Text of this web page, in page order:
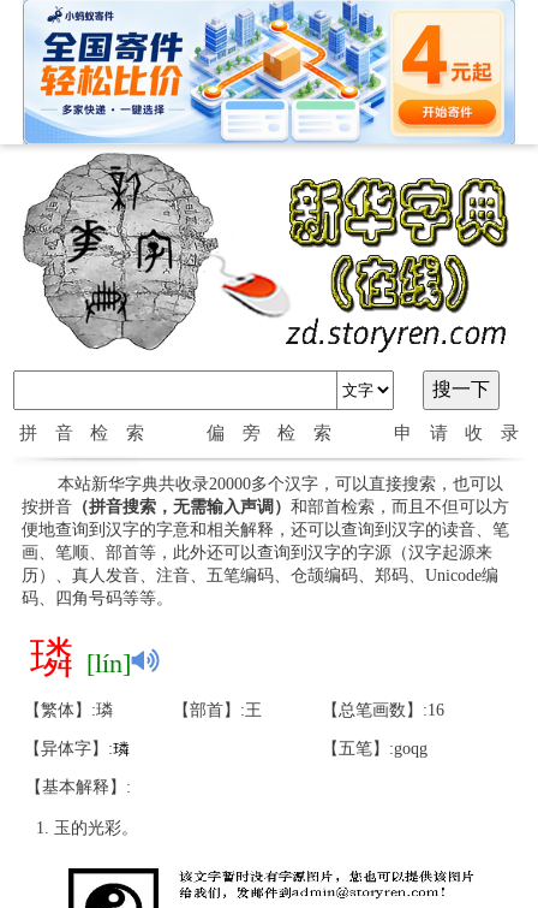
拼音检索 偏旁检索 申请收录
本站新华字典共收录20000多个汉字，可以直接搜索，也可以
按拼音（拼音搜索，无需输入声调） 和部首检索，而且不但可以方
便地查询到汉字的字意和相关解释，还可以查询到汉字的读音、笔
画、笔顺、部首等，此外还可以查询到汉字的字源（汉字起源来
历）、真人发音、注音、五笔编码、仓颉编码、郑码、Unicode编
码、四角号码等等。
璘 [lín]
【繁体】:璘 【部首】:王 【总笔画数】:16
【异体字】:璘 【五笔】:goqg
【基本解释】:
玉的光彩。